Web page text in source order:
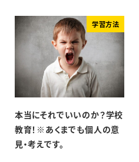
学習方法
本当にそれでいいのか？学校
教育！※あくまでも個人の意
見・考えです。